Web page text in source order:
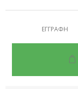
ΕΓΓΡΑΦΗ